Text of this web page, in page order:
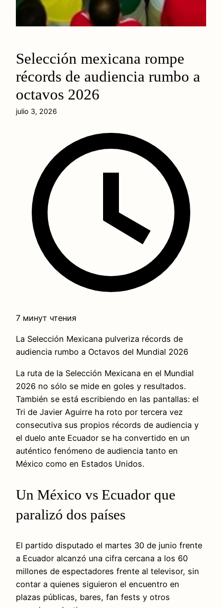
Selección mexicana rompe
récords de audiencia rumbo a
octavos 2026
julio 3, 2026
7 минут чтения
La Selección Mexicana pulveriza récords de
audiencia rumbo a Octavos del Mundial 2026
La ruta de la Selección Mexicana en el Mundial
2026 no sólo se mide en goles y resultados.
También se está escribiendo en las pantallas: el
Tri de Javier Aguirre ha roto por tercera vez
consecutiva sus propios récords de audiencia y
el duelo ante Ecuador se ha convertido en un
auténtico fenómeno de audiencia tanto en
México como en Estados Unidos.
Un México vs Ecuador que
paralizó dos países
El partido disputado el martes 30 de junio frente
a Ecuador alcanzó una cifra cercana a los 60
millones de espectadores frente al televisor, sin
contar a quienes siguieron el encuentro en
plazas públicas, bares, fan fests y otros